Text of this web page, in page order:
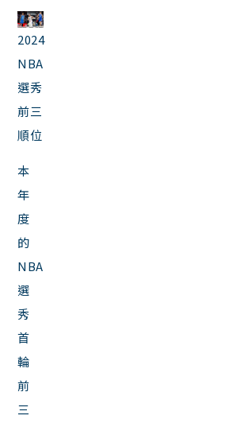
2024
NBA
選秀
前三
順位
本
年
度
的
NBA
選
秀
首
輪
前
三